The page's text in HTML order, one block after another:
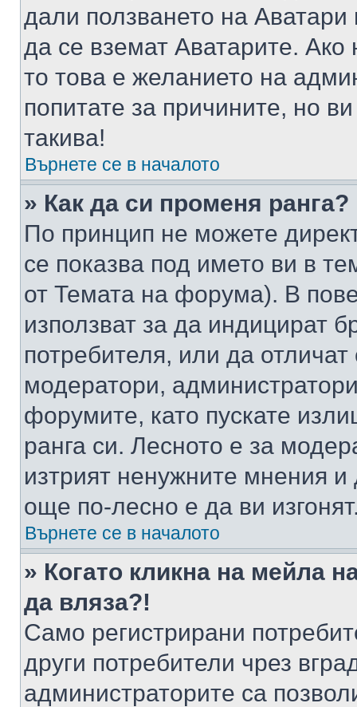
дали ползването на
да се вземат Аватарите.
то това е желанието на
попитате за причините, но
такива!
Върнете се в началото
» Как да си променя ранга?
По принцип не можете
се показва под името ви в
от Темата на форума). В
използват за да индицират
потребителя, или да
модератори,
форумите, като пускате
ранга си. Лесното е за
изтрият ненужните мнения
още по-лесно е да ви
Върнете се в началото
» Когато кликна на мейла
да вляза?!
Само регистрирани
други потребители чрез
администраторите са